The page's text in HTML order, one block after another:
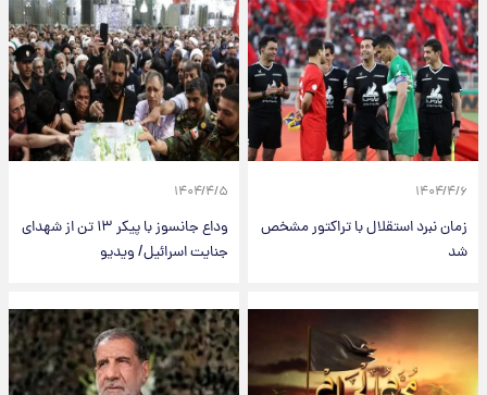
۱۴۰۴/۴/۶
زمان نبرد استقلال با تراکتور مشخص
شد
۱۴۰۴/۴/۵
وداع جانسوز با پیکر ۱۳ تن از شهدای
جنایت اسرائیل/ ویدیو